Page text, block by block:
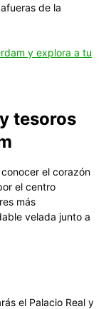
de la
y explora a tu
tesoros
el corazón
el centro
más
velada junto a
el Palacio Real y